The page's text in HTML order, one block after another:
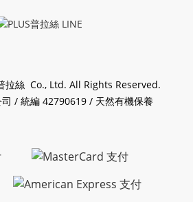
絲 Co., Ltd. All Rights Reserved.
/ 統編 42790619 / 天然有機保養